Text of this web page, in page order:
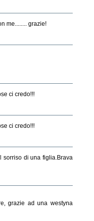
me........ grazie!
ci credo!!!
ci credo!!!
sorriso di una figlia.Brava
grazie ad una westyna